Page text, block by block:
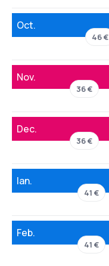
Oct.
46 €
Nov.
36 €
Dec.
36 €
Ian.
41 €
Feb.
41 €